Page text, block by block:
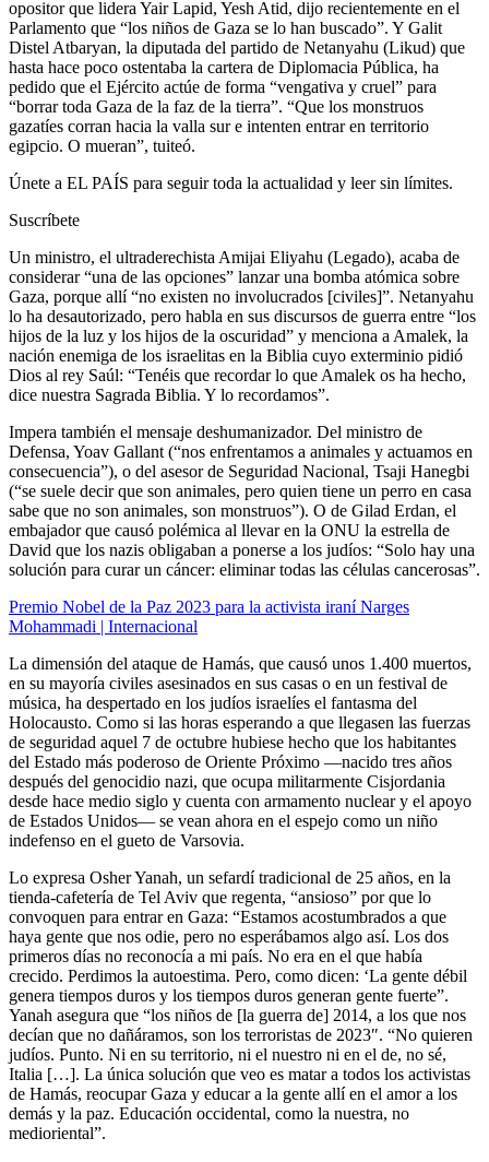
opositor que lidera Yair Lapid, Yesh Atid, dijo recientemente en el
Parlamento que “los niños de Gaza se lo han buscado”. Y Galit
Distel Atbaryan, la diputada del partido de Netanyahu (Likud) que
hasta hace poco ostentaba la cartera de Diplomacia Pública, ha
pedido que el Ejército actúe de forma “vengativa y cruel” para
“borrar toda Gaza de la faz de la tierra”. “Que los monstruos
gazatíes corran hacia la valla sur e intenten entrar en territorio
egipcio. O mueran”, tuiteó.
Únete a EL PAÍS para seguir toda la actualidad y leer sin límites.
Suscríbete
Un ministro, el ultraderechista Amijai Eliyahu (Legado), acaba de
considerar “una de las opciones” lanzar una bomba atómica sobre
Gaza, porque allí “no existen no involucrados [civiles]”. Netanyahu
lo ha desautorizado, pero habla en sus discursos de guerra entre “los
hijos de la luz y los hijos de la oscuridad” y menciona a Amalek, la
nación enemiga de los israelitas en la Biblia cuyo exterminio pidió
Dios al rey Saúl: “Tenéis que recordar lo que Amalek os ha hecho,
dice nuestra Sagrada Biblia. Y lo recordamos”.
Impera también el mensaje deshumanizador. Del ministro de
Defensa, Yoav Gallant (“nos enfrentamos a animales y actuamos en
consecuencia”), o del asesor de Seguridad Nacional, Tsaji Hanegbi
(“se suele decir que son animales, pero quien tiene un perro en casa
sabe que no son animales, son monstruos”). O de Gilad Erdan, el
embajador que causó polémica al llevar en la ONU la estrella de
David que los nazis obligaban a ponerse a los judíos: “Solo hay una
solución para curar un cáncer: eliminar todas las células cancerosas”.
Premio Nobel de la Paz 2023 para la activista iraní Narges
Mohammadi | Internacional
La dimensión del ataque de Hamás, que causó unos 1.400 muertos,
en su mayoría civiles asesinados en sus casas o en un festival de
música, ha despertado en los judíos israelíes el fantasma del
Holocausto. Como si las horas esperando a que llegasen las fuerzas
de seguridad aquel 7 de octubre hubiese hecho que los habitantes
del Estado más poderoso de Oriente Próximo ―nacido tres años
después del genocidio nazi, que ocupa militarmente Cisjordania
desde hace medio siglo y cuenta con armamento nuclear y el apoyo
de Estados Unidos― se vean ahora en el espejo como un niño
indefenso en el gueto de Varsovia.
Lo expresa Osher Yanah, un sefardí tradicional de 25 años, en la
tienda-cafetería de Tel Aviv que regenta, “ansioso” por que lo
convoquen para entrar en Gaza: “Estamos acostumbrados a que
haya gente que nos odie, pero no esperábamos algo así. Los dos
primeros días no reconocía a mi país. No era en el que había
crecido. Perdimos la autoestima. Pero, como dicen: ‘La gente débil
genera tiempos duros y los tiempos duros generan gente fuerte”.
Yanah asegura que “los niños de [la guerra de] 2014, a los que nos
decían que no dañáramos, son los terroristas de 2023″. “No quieren
judíos. Punto. Ni en su territorio, ni el nuestro ni en el de, no sé,
Italia […]. La única solución que veo es matar a todos los activistas
de Hamás, reocupar Gaza y educar a la gente allí en el amor a los
demás y la paz. Educación occidental, como la nuestra, no
medioriental”.